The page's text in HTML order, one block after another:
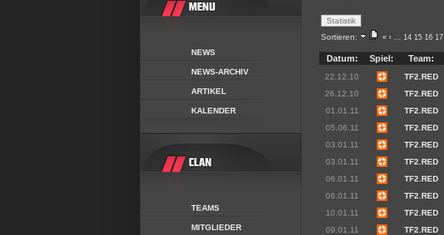
NEWS
NEWS-ARCHIV
ARTIKEL
KALENDER
TEAMS
MITGLIEDER
Sortieren: « ‹ ... 14 15 16 17
Datum: Spiel: Team:
22.12.10 TF2.RED
26.12.10
TF2.RED
01.01.11
TF2.RED
05.06.11
TF2.RED
03.01.11
TF2.RED
03.01.11
TF2.RED
06.01.11
TF2.RED
06.01.11
TF2.RED
10.01.11
TF2.RED
09.01.11
TF2.RED